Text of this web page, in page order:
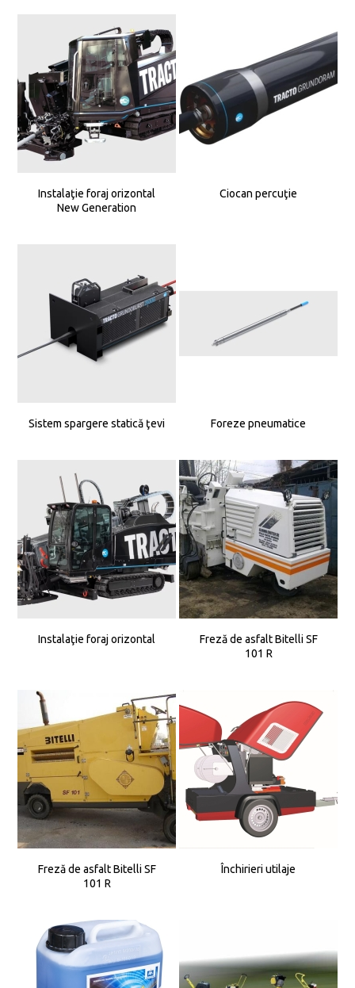
Instalaţie foraj orizontal
New Generation
Ciocan percuţie
Sistem spargere statică ţevi Foreze pneumatice
Instalaţie foraj orizontal
Freză de asfalt Bitelli SF
101 R
Freză de asfalt Bitelli SF
101 R
Închirieri utilaje